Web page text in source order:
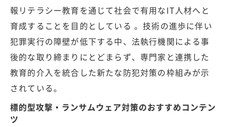
報リテラシー教育を通じて社会で有用なIT人材へと
育成することを目的としている 。技術の進歩に伴い
犯罪実行の障壁が低下する中、法執行機関による事
後的な取り締まりにとどまらず、専門家と連携した
教育的介入を統合した新たな防犯対策の枠組みが示
されている。
標的型攻撃・ランサムウェア対策のおすすめコンテン
ツ